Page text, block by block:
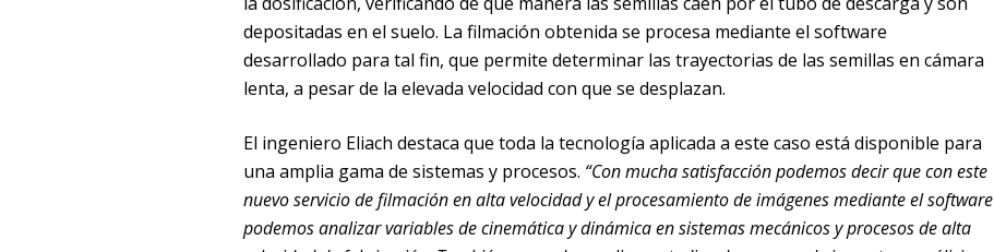
depositadas en el suelo. La filmación obtenida se procesa mediante el software
desarrollado para tal fin, que permite determinar las trayectorias de las semillas en cámara
lenta, a pesar de la elevada velocidad con que se desplazan.
El ingeniero Eliach destaca que toda la tecnología aplicada a este caso está disponible para
una amplia gama de sistemas y procesos. “Con mucha satisfacción podemos decir que con este
nuevo servicio de filmación en alta velocidad y el procesamiento de imágenes mediante el software
podemos analizar variables de cinemática y dinámica en sistemas mecánicos y procesos de alta